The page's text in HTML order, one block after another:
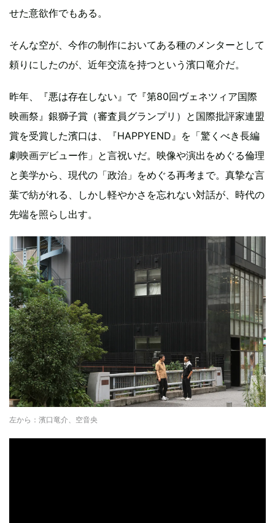
せた意欲作でもある。
そんな空が、今作の制作においてある種のメンターとして
頼りにしたのが、近年交流を持つという濱口竜介だ。
昨年、『悪は存在しない』で『第80回ヴェネツィア国際
映画祭』銀獅⼦賞（審査員グランプリ）と国際批評家連盟
賞を受賞した濱口は、『HAPPYEND』を「驚くべき長編
劇映画デビュー作」と言祝いだ。映像や演出をめぐる倫理
と美学から、現代の「政治」をめぐる再考まで。真摯な言
葉で紡がれる、しかし軽やかさを忘れない対話が、時代の
先端を照らし出す。
左から：濱口竜介、空音央